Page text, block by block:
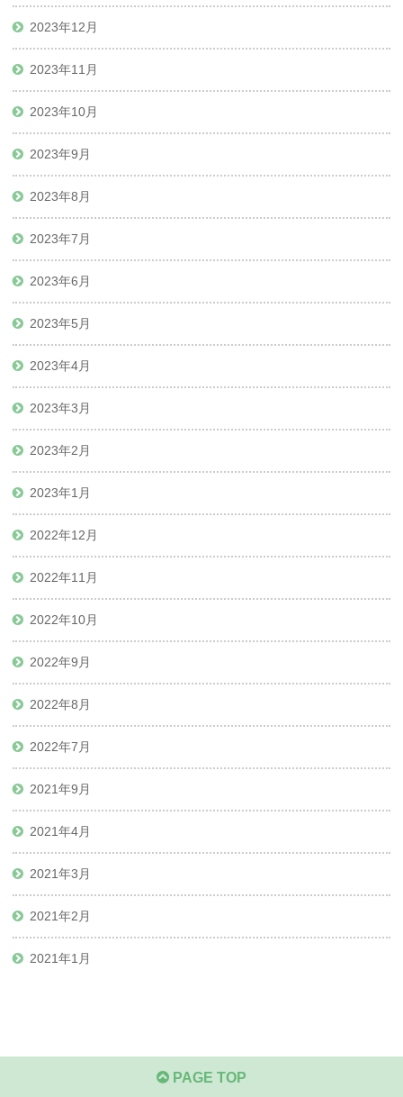
2023年12月
2023年11月
2023年10月
2023年9月
2023年8月
2023年7月
2023年6月
2023年5月
2023年4月
2023年3月
2023年2月
2023年1月
2022年12月
2022年11月
2022年10月
2022年9月
2022年8月
2022年7月
2021年9月
2021年4月
2021年3月
2021年2月
2021年1月
PAGE TOP